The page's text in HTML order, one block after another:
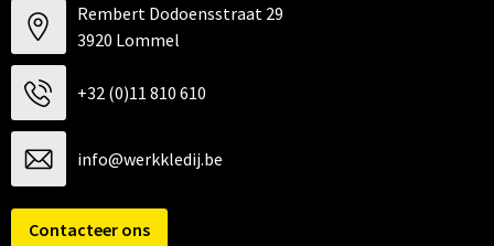
Rembert Dodoensstraat 29
3920 Lommel
+32 (0)11 810 610
info@werkkledij.be
Contacteer ons